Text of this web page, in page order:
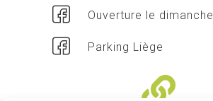
Ouverture le dimanche
Parking Liège